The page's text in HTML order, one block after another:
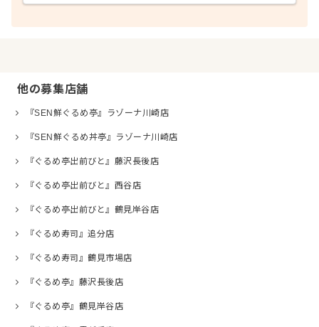
他の募集店舗
『SEN鮮ぐるめ亭』ラゾーナ川崎店
『SEN鮮ぐるめ丼亭』ラゾーナ川崎店
『ぐるめ亭出前びと』藤沢長後店
『ぐるめ亭出前びと』西谷店
『ぐるめ亭出前びと』鶴見岸谷店
『ぐるめ寿司』追分店
『ぐるめ寿司』鶴見市場店
『ぐるめ亭』藤沢長後店
『ぐるめ亭』鶴見岸谷店